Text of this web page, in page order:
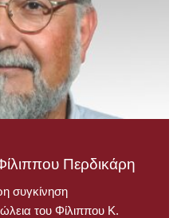
Περδικάρη
συγκίνηση
του Φίλιππου Κ.